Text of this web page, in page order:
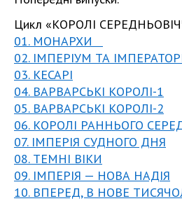
Цикл «КОРОЛІ
01. МОНАРХИ
02. ІМПЕРІУМ ТА
03. КЕСАРІ
04. ВАРВАРСЬКІ КОРОЛІ-1
05. ВАРВАРСЬКІ КОРОЛІ-2
06. КОРОЛІ РАННЬОГО
07. ІМПЕРІЯ СУДНОГО ДНЯ
08. ТЕМНІ ВІКИ
09. ІМПЕРІЯ — НОВА НАДІЯ
10. ВПЕРЕД, В НОВЕ